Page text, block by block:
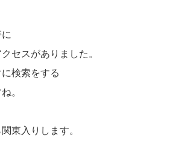
セスがありました。
検索をする
。
東入りします。